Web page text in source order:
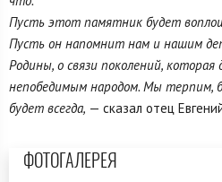
Пусть этот памятник будет
Пусть он напомнит нам и нашим
Родины, о связи поколений,
непобедимым народом. Мы терпим,
будет всегда, — сказал отец
ФОТОГАЛЕРЕЯ